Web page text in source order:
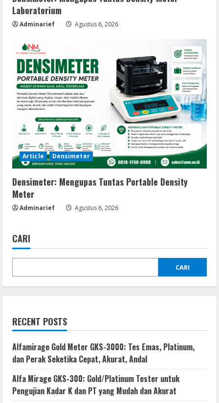
Laboratorium
Adminarief Agustus 6, 2026
Article Densimeter
Densimeter: Mengupas Tuntas Portable Density
Meter
Adminarief Agustus 6, 2026
CARI
CARI
RECENT POSTS
Alfamirage Gold Meter GKS-3000: Tes Emas, Platinum,
dan Perak Seketika Cepat, Akurat, Andal
Alfa Mirage GKS-300: Gold/Platinum Tester untuk
Pengujian Kadar K dan PT yang Mudah dan Akurat